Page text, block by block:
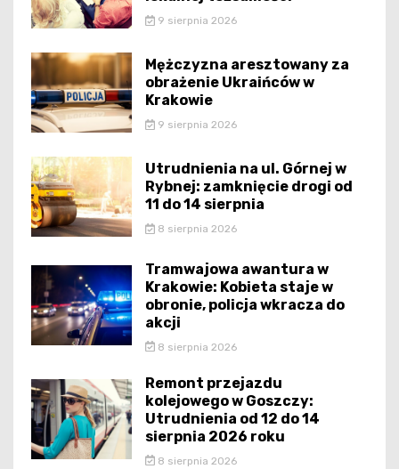
9 sierpnia 2026
Mężczyzna aresztowany za
obrażenie Ukraińców w
Krakowie
9 sierpnia 2026
Utrudnienia na ul. Górnej w
Rybnej: zamknięcie drogi od
11 do 14 sierpnia
8 sierpnia 2026
Tramwajowa awantura w
Krakowie: Kobieta staje w
obronie, policja wkracza do
akcji
8 sierpnia 2026
Remont przejazdu
kolejowego w Goszczy:
Utrudnienia od 12 do 14
sierpnia 2026 roku
8 sierpnia 2026